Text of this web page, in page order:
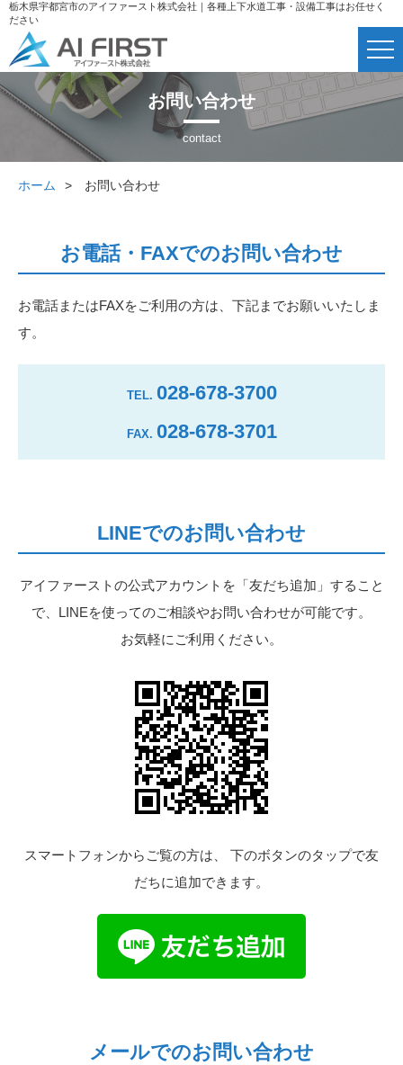
栃木県宇都宮市のアイファースト株式会社｜各種上下水道工事・設備工事はお任せく
ださい
お問い合わせ
ホーム お問い合わせ
お電話・FAXでのお問い合わせ
お電話またはFAXをご利用の方は、下記までお願いいたしま
す。
TEL. 028-678-3700
FAX. 028-678-3701
LINEでのお問い合わせ
アイファーストの公式アカウントを「友だち追加」すること
で、LINEを使ってのご相談やお問い合わせが可能です。
お気軽にご利用ください。
スマートフォンからご覧の方は、 下のボタンのタップで友
だちに追加できます。
メールでのお問い合わせ